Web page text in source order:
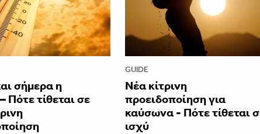
σήμερα η
Πότε τίθεται σε
GUIDE
Νέα κίτρινη
προειδοποίηση για
καύσωνα - Πότε τίθεται
ισχύ